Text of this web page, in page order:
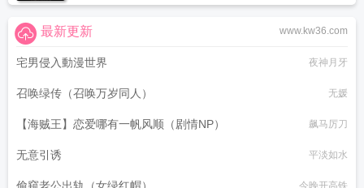
www.kw36.com
最新更新
宅男侵入動漫世界 夜神月牙
召唤绿传（召唤万岁同人） 无媛
【海贼王】恋爱哪有一帆风顺（剧情NP） 飙马厉刀
无意引诱 平淡如水
今晚开高铁